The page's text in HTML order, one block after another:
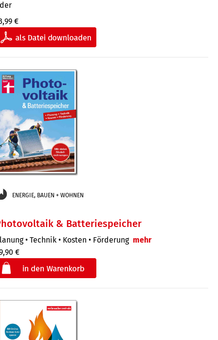
€
ENERGIE, BAUEN + WOHNEN
& Batteriespeicher
• Technik • Kosten • Förderung mehr
€